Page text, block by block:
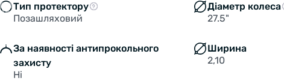
Тип протектору
Позашляховий
Діаметр колеса
27.5"
За наявності антипрокольного
захисту
Ні
Ширина
2,10